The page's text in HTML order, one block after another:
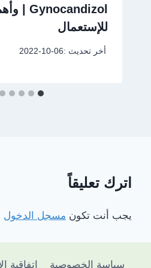
للإستعمال
أخر تحديث :2022-10-06
اترك تعليقاً
يجب أنت تكون مسجل الدخول
سياسة الخصوصية اتفاقية